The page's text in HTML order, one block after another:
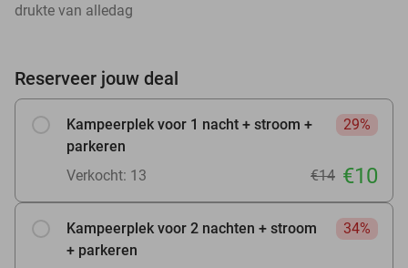
drukte van alledag
Reserveer jouw deal
Kampeerplek voor 1 nacht + stroom +
parkeren
29%
Verkocht: 13 €14 €10
Kampeerplek voor 2 nachten + stroom
+ parkeren
34%